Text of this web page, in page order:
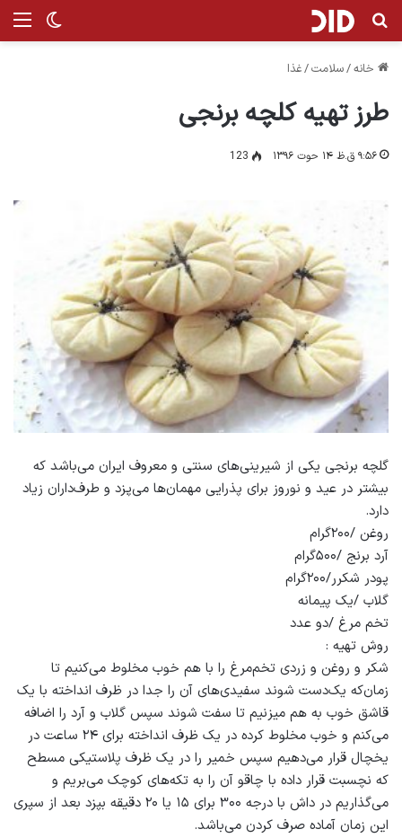
تغییر جستجو برای
خانه/سلامت/غذا
طرز تهیه کلچه برنجی
۹:۵۶ ق.ظ ۱۴ حوت ۱۳۹۶ 123
گلچه برنجی یکی از شیرینی‌های سنتی و معروف ایران می‌باشد که
بیشتر در عید و نوروز برای پذرایی مهمان‌ها می‌پزد و طرف‌داران زیاد
دارد.
روغن /۲۰۰گرام
آرد برنج /۵۰۰گرام
پودر شکرر/۲۰۰گرام
گلاب /یک پیمانه
تخم مرغ /دو عدد
روش تهیه :
شکر و روغن و زردی تخم‌مرغ را با هم خوب مخلوط می‌کنیم تا
زمان‌که یک‌دست شوند سفیدی‌های آن را جدا در ظرف انداخته با یک
قاشق خوب به هم میزنیم تا سفت شوند سپس گلاب و آرد را اضافه
می‌کنم و خوب مخلوط کرده در یک ظرف انداخته برای ۲۴ ساعت در
یخچال قرار می‌دهیم سپس خمیر را در یک ظرف پلاستیکی مسطح
که نچسبت قرار داده با چاقو آن را به تکه‌های کوچک می‌بریم و
می‌گذاریم در داش با درجه ۳۰۰ برای ۱۵ یا ۲۰ دقیقه بپزد بعد از سپری
این زمان آماده صرف کردن می‌باشد.